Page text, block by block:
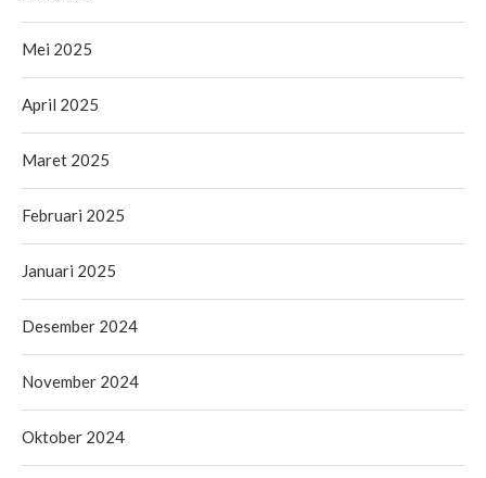
Mei 2025
April 2025
Maret 2025
Februari 2025
Januari 2025
Desember 2024
November 2024
Oktober 2024